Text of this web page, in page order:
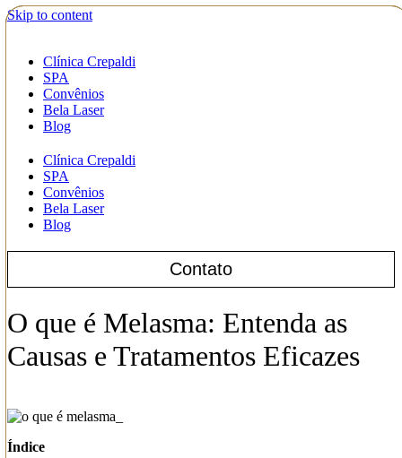
Skip to content
Clínica Crepaldi
SPA
Convênios
Bela Laser
Blog
Clínica Crepaldi
SPA
Convênios
Bela Laser
Blog
Contato
O que é Melasma: Entenda as
Causas e Tratamentos Eficazes
Índice